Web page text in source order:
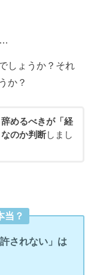
…
しょうか？それ
か？
めるべきが「経
のか判断しまし
当？
されない」は